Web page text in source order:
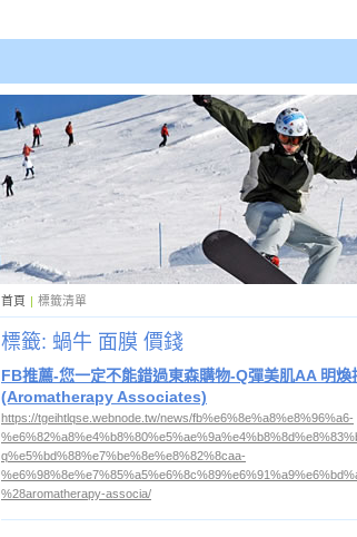
首頁 | 標籤清單
標籤: 蝸牛 面膜 價錢
FB推薦-您一定不能錯過東森購物-Q彈美肌AA 明
(Aromatherapy Associates)
https://tgeihtlqse.webnode.tw/news/fb%e6%8e%a8%e8%96%a6-
q%e5%bd%88%e7%be%8e%e8%82%8caa-
%28aromatherapy-associa/